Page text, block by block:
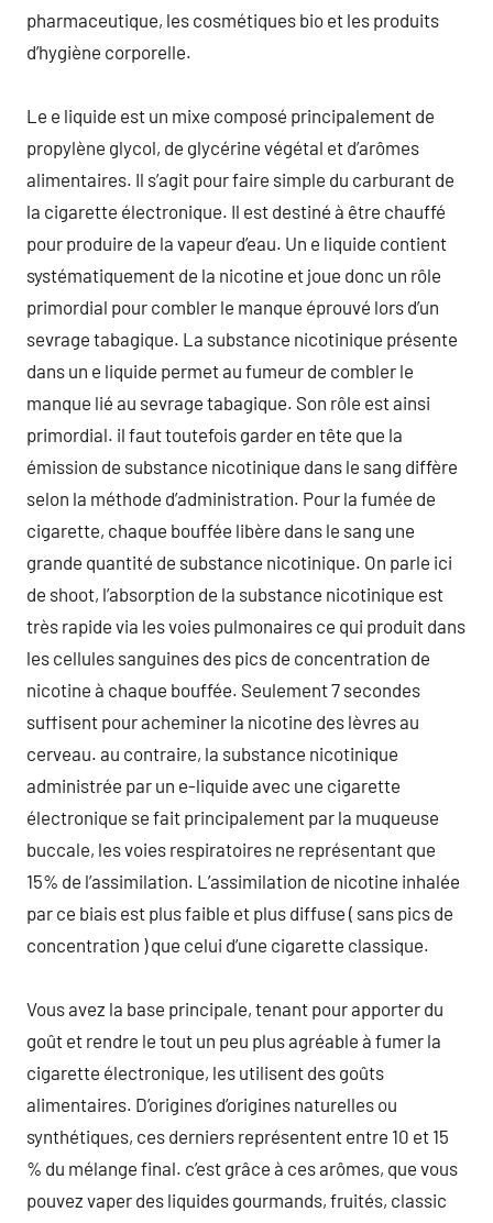
pharmaceutique, les cosmétiques bio et les produits
d’hygiène corporelle.
Le e liquide est un mixe composé principalement de
propylène glycol, de glycérine végétal et d’arômes
alimentaires. Il s’agit pour faire simple du carburant de
la cigarette électronique. Il est destiné à être chauffé
pour produire de la vapeur d’eau. Un e liquide contient
systématiquement de la nicotine et joue donc un rôle
primordial pour combler le manque éprouvé lors d’un
sevrage tabagique. La substance nicotinique présente
dans un e liquide permet au fumeur de combler le
manque lié au sevrage tabagique. Son rôle est ainsi
primordial. il faut toutefois garder en tête que la
émission de substance nicotinique dans le sang diffère
selon la méthode d’administration. Pour la fumée de
cigarette, chaque bouffée libère dans le sang une
grande quantité de substance nicotinique. On parle ici
de shoot, l’absorption de la substance nicotinique est
très rapide via les voies pulmonaires ce qui produit dans
les cellules sanguines des pics de concentration de
nicotine à chaque bouffée. Seulement 7 secondes
suffisent pour acheminer la nicotine des lèvres au
cerveau. au contraire, la substance nicotinique
administrée par un e-liquide avec une cigarette
électronique se fait principalement par la muqueuse
buccale, les voies respiratoires ne représentant que
15% de l’assimilation. L’assimilation de nicotine inhalée
par ce biais est plus faible et plus diffuse ( sans pics de
concentration ) que celui d’une cigarette classique.
Vous avez la base principale, tenant pour apporter du
goût et rendre le tout un peu plus agréable à fumer la
cigarette électronique, les utilisent des goûts
alimentaires. D’origines d’origines naturelles ou
synthétiques, ces derniers représentent entre 10 et 15
% du mélange final. c’est grâce à ces arômes, que vous
pouvez vaper des liquides gourmands, fruités, classic